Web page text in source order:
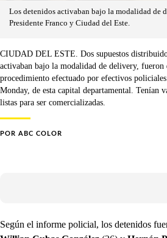
Los detenidos activaban bajo la modalidad de
Presidente Franco y Ciudad del Este.
CIUDAD DEL ESTE. Dos supuestos
activaban bajo la modalidad de delivery, fueron
procedimiento efectuado por efectivos
Monday, de esta capital departamental. Tenían
listas para ser comercializadas.
POR ABC COLOR
Según el informe policial, los detenidos